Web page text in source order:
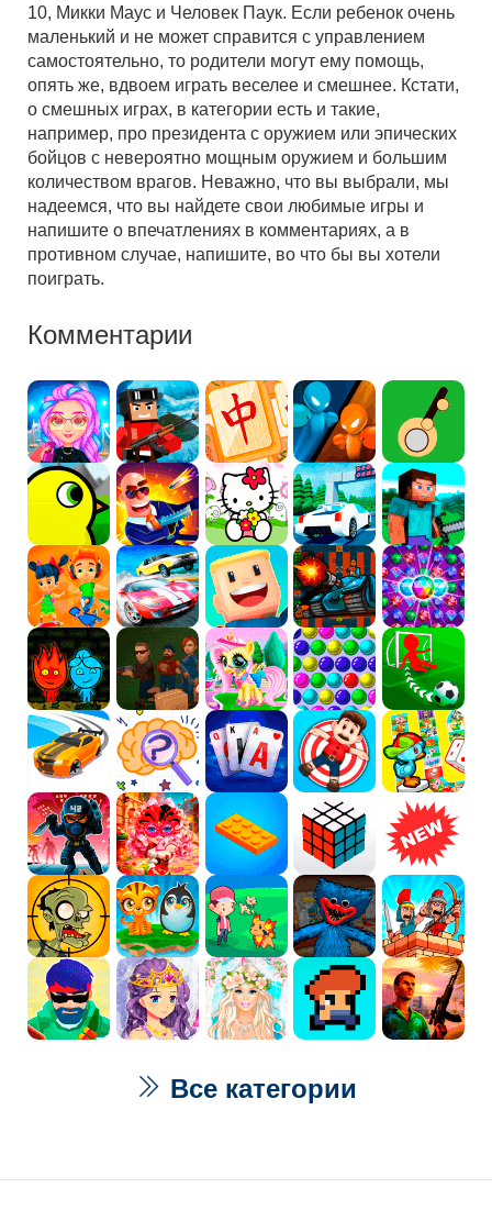
10, Микки Маус и Человек Паук. Если ребенок очень
маленький и не может справится с управлением
самостоятельно, то родители могут ему помощь,
опять же, вдвоем играть веселее и смешнее. Кстати,
о смешных играх, в категории есть и такие,
например, про президента с оружием или эпических
бойцов с невероятно мощным оружием и большим
количеством врагов. Неважно, что вы выбрали, мы
надеемся, что вы найдете свои любимые игры и
напишите о впечатлениях в комментариях, а в
противном случае, напишите, во что бы вы хотели
поиграть.
Комментарии
Все категории